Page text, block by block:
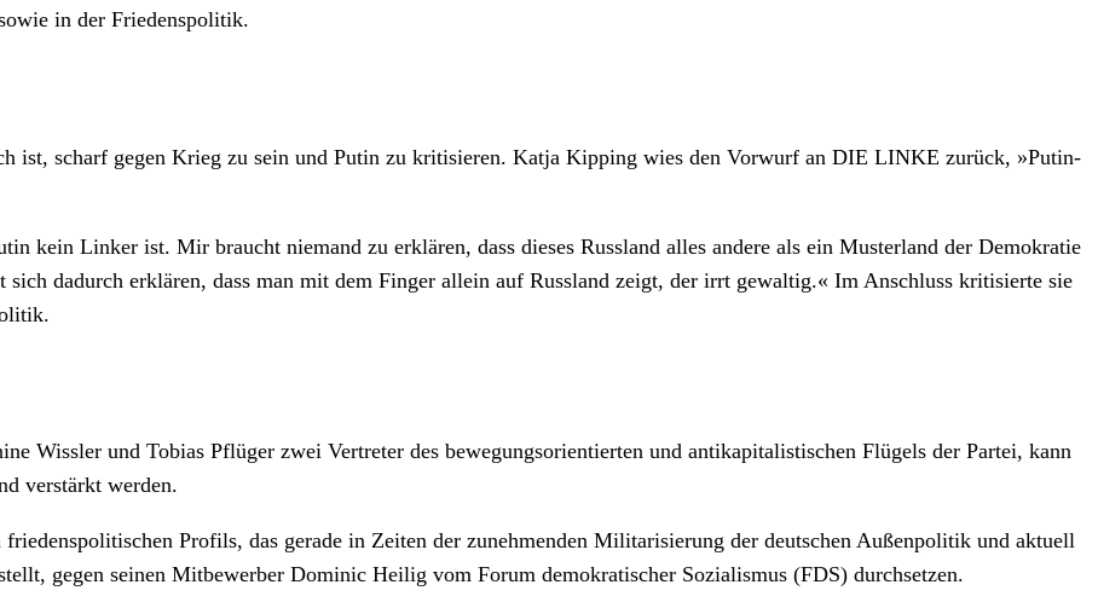
in der Friedenspolitik.
ist, scharf gegen Krieg zu sein und Putin zu kritisieren. Katja Kipping wies den Vorwurf an DIE LINKE zurück, »Putin-
kein Linker ist. Mir braucht niemand zu erklären, dass dieses Russland alles andere als ein Musterland der Demokratie
dadurch erklären, dass man mit dem Finger allein auf Russland zeigt, der irrt gewaltig.« Im Anschluss kritisierte sie
Wissler und Tobias Pflüger zwei Vertreter des bewegungsorientierten und antikapitalistischen Flügels der Partei, kann
verstärkt werden.
Profils, das gerade in Zeiten der zunehmenden Militarisierung der deutschen Außenpolitik und aktuell
gegen seinen Mitbewerber Dominic Heilig vom Forum demokratischer Sozialismus (FDS) durchsetzen.